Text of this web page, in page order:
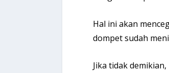
Hal ini akan
dompet sudah
Jika tidak